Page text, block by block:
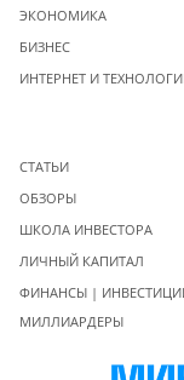
ЭКОНОМИКА
БИЗНЕС
ИНТЕРНЕТ И
СТАТЬИ
ОБЗОРЫ
ШКОЛА ИНВЕСТОРА
ЛИЧНЫЙ КАПИТАЛ
ФИНАНСЫ |
МИЛЛИАРДЕРЫ